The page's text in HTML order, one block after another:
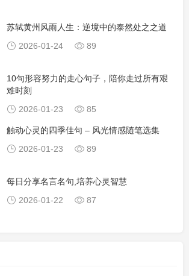
苏轼黄州风雨人生：逆境中的泰然处之之道
2026-01-24
89
10句形容努力的走心句子，陪你走过所有艰
难时刻
2026-01-23
85
触动心灵的四季佳句 – 风光情感随笔选集
2026-01-23
89
每日分享名言名句,培养心灵智慧
2026-01-22
87